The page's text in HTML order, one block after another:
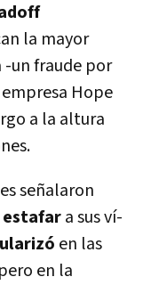
la mayor
un fraude por
Hope
a la altura
señalaron
estafara sus ví­
en las
en la